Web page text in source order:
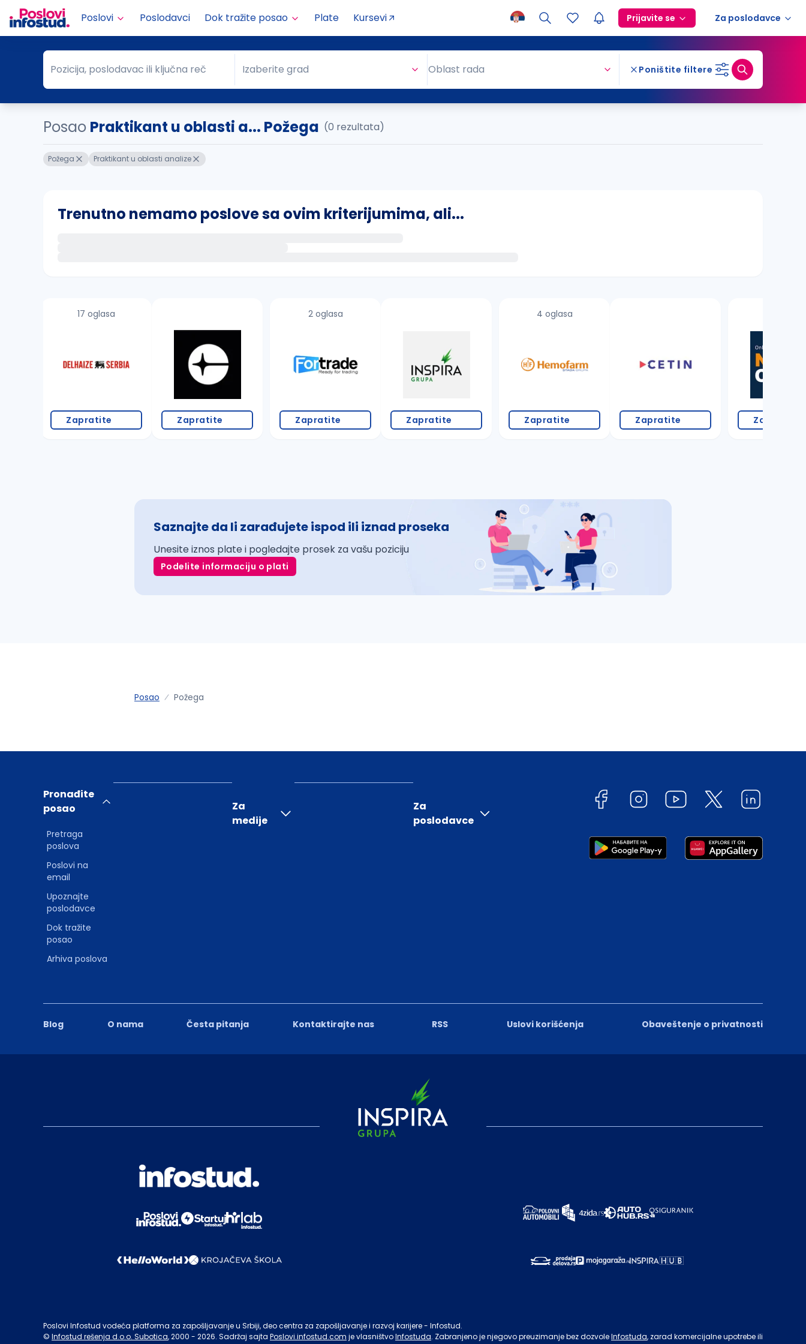
Poslovi Poslodavci Dok tražite posao Plate Kursevi Prijavite se Za poslodavce
Pozicija, poslodavac ili ključna reč
Pozicija, poslodavac ili ključna reč Grad
Izaberite grad Oblast rada Poništite filtere
Posao Praktikant u oblasti a... Požega (0 rezultata)
Požega Praktikant u oblasti analize
Trenutno nemamo poslove sa ovim kriterijumima, ali...
proverite pravopisne greške (koristite č, ć, š, đ, ž, dž)
povećajte radijus za odabrani grad
17 oglasa
Zapratite Zapratite
2 oglasa
Zapratite Zapratite
4 oglasa
Zapratite Zapratite Zapratite
Saznajte da li zarađujete ispod ili iznad proseka
Unesite iznos plate i pogledajte prosek za vašu poziciju
Podelite informaciju o plati
Posao Požega
Blog O nama Česta pitanja Kontaktirajte nas RSS Uslovi korišćenja Obaveštenje o privatnosti
Pronađite
posao
Pretraga
poslova
Poslovi na
email
Upoznajte
poslodavce
Dok tražite
posao
Arhiva poslova
Za
medije
Za
poslodavce
Poslovi Infostud vodeća platforma za zapošljavanje u Srbiji, deo centra za zapošljavanje i razvoj karijere - Infostud.
© Infostud rešenja d.o.o. Subotica, 2000 - 2026. Sadržaj sajta Poslovi.infostud.com je vlasništvoInfostuda. Zabranjeno je njegovo preuzimanje bez dozvoleInfostuda, zarad komercijalne upotrebe ili